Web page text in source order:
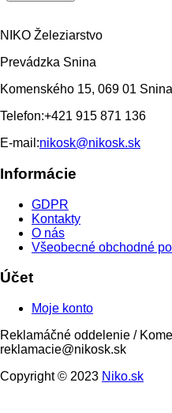
NIKO Železiarstvo
Prevádzka Snina
Komenského 15, 069 01 Snina
Telefon:+421 915 871 136
E-mail:nikosk@nikosk.sk
Informácie
GDPR
Kontakty
O nás
Všeobecné obchodné
Účet
Moje konto
Reklamáčné oddelenie /
reklamacie@nikosk.sk
Copyright © 2023 Niko.sk